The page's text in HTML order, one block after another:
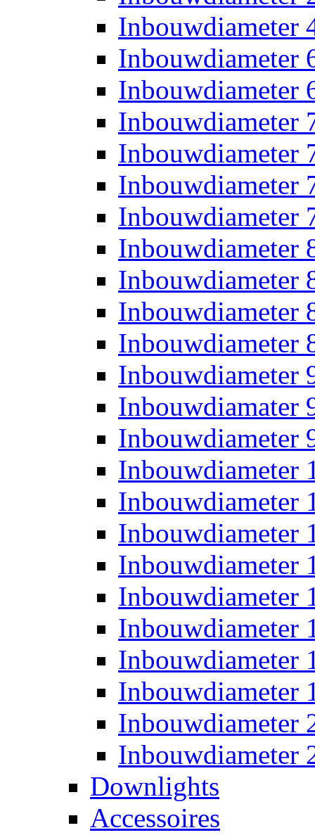
Inbouwdiameter
Inbouwdiameter
Inbouwdiameter
Inbouwdiameter
Inbouwdiameter
Inbouwdiameter
Inbouwdiameter
Inbouwdiameter
Inbouwdiameter
Inbouwdiameter
Inbouwdiameter
Inbouwdiameter
Inbouwdiamater
Inbouwdiameter
Inbouwdiameter
Inbouwdiameter
Inbouwdiameter
Inbouwdiameter
Inbouwdiameter
Inbouwdiameter
Inbouwdiameter
Inbouwdiameter
Inbouwdiameter
Inbouwdiameter
Downlights
Accessoires